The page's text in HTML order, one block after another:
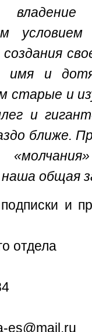
владение
условием
создания
и
старые и
и
ближе.
общая
и
отдела
es@mail.ru